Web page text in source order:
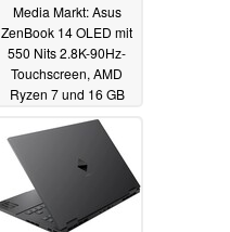
Media Markt: Asus
ZenBook 14 OLED mit
550 Nits 2.8K-90Hz-
Touchscreen, AMD
Ryzen 7 und 16 GB
Spitzenpreis
15.04.2024